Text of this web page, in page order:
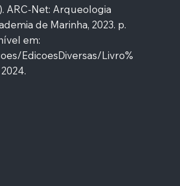
ARC-Net: Arqueologia
de Marinha, 2023. p.
em:
EdicoesDiversas/Livro%